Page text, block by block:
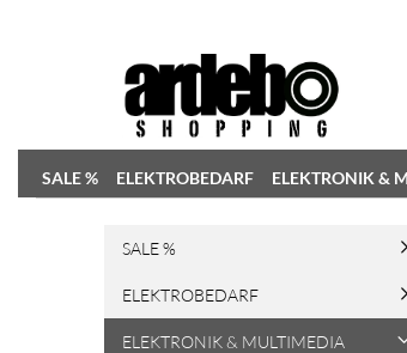
SALE % ELEKTROBEDARF ELEKTRONIK &
SALE %
ELEKTROBEDARF
ELEKTRONIK & MULTIMEDIA